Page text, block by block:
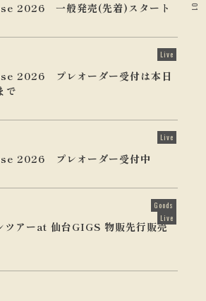
01
2026 一般発売(先着)スタート
Live
2026 プレオーダー受付は本日
で
Live
2026 プレオーダー受付中
Goods
Live
アーat 仙台GIGS 物販先行販売